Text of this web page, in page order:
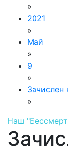
»
2021
»
Май
»
9
»
Зачислен
»
Наш